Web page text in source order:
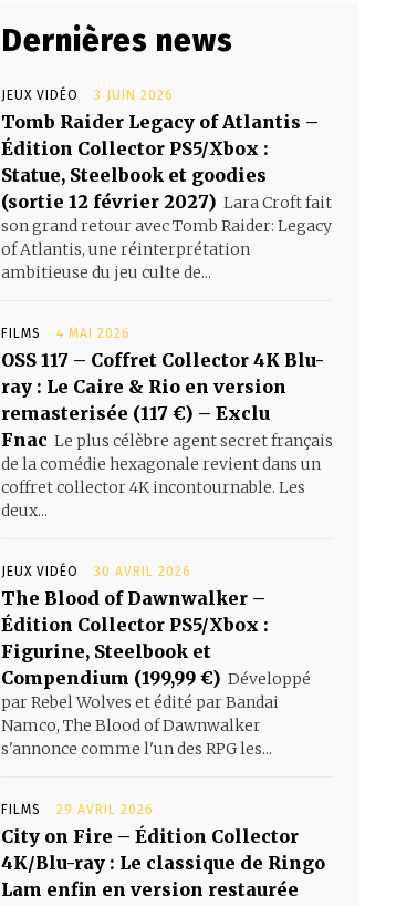
Dernières news
JEUX VIDÉO 3 JUIN 2026
Tomb Raider Legacy of Atlantis –
Édition Collector PS5/Xbox :
Statue, Steelbook et goodies
(sortie 12 février 2027) Lara Croft fait
son grand retour avec Tomb Raider: Legacy
of Atlantis, une réinterprétation
ambitieuse du jeu culte de...
FILMS 4 MAI 2026
OSS 117 – Coffret Collector 4K Blu-
ray : Le Caire & Rio en version
remasterisée (117 €) – Exclu
Fnac Le plus célèbre agent secret français
de la comédie hexagonale revient dans un
coffret collector 4K incontournable. Les
deux...
JEUX VIDÉO 30 AVRIL 2026
The Blood of Dawnwalker –
Édition Collector PS5/Xbox :
Figurine, Steelbook et
Compendium (199,99 €) Développé
par Rebel Wolves et édité par Bandai
Namco, The Blood of Dawnwalker
s'annonce comme l'un des RPG les...
FILMS 29 AVRIL 2026
City on Fire – Édition Collector
4K/Blu-ray : Le classique de Ringo
Lam enfin en version restaurée